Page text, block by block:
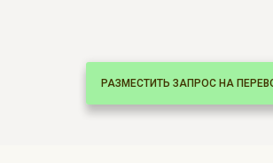
РАЗМЕСТИТЬ ЗАПРОС НА